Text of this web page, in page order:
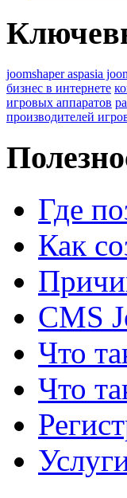
joomshaper aspasia
бизнес в интернете
игровых аппаратов
производителей
Где
Как
CMS
Что
Что